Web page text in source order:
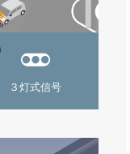
３灯式信号